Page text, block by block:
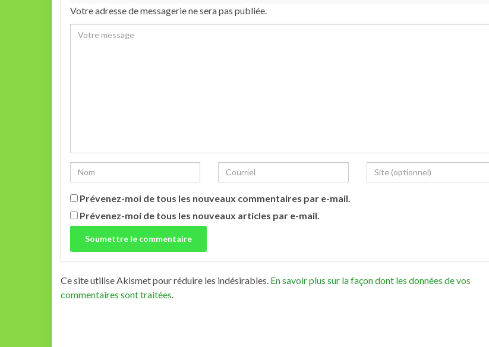
Votre adresse de messagerie ne sera pas publiée.
Prévenez-moi de tous les nouveaux commentaires par e-mail.
Prévenez-moi de tous les nouveaux articles par e-mail.
Ce site utilise Akismet pour réduire les indésirables. En savoir plus sur la façon dont les données de vos
commentaires sont traitées.